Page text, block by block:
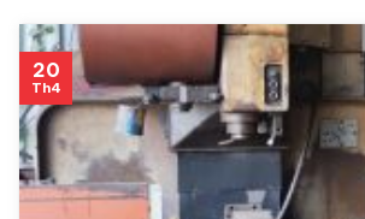
20
Th4